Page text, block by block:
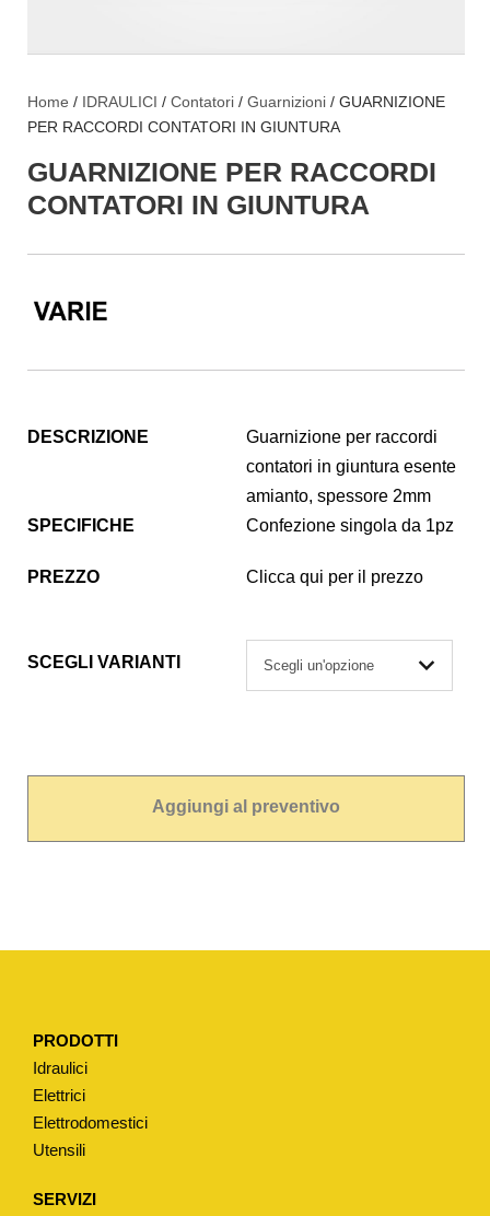
Home / IDRAULICI / Contatori / Guarnizioni / GUARNIZIONE
PER RACCORDI CONTATORI IN GIUNTURA
GUARNIZIONE PER RACCORDI
CONTATORI IN GIUNTURA
DESCRIZIONE
Guarnizione per raccordi
contatori in giuntura esente
amianto, spessore 2mm
SPECIFICHE
Confezione singola da 1pz
PREZZO Clicca qui per il prezzo
SCEGLI VARIANTI
Aggiungi al preventivo
PRODOTTI
Idraulici
Elettrici
Elettrodomestici
Utensili
SERVIZI